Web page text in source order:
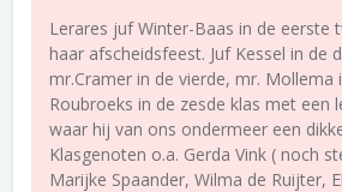
Lerares juf Winter-Baas in de eerste
haar afscheidsfeest. Juf Kessel in de
mr.Cramer in de vierde, mr. Mollema
Roubroeks in de zesde klas met een
waar hij van ons ondermeer een
Klasgenoten o.a. Gerda Vink ( noch
Marijke Spaander, Wilma de Ruijter,